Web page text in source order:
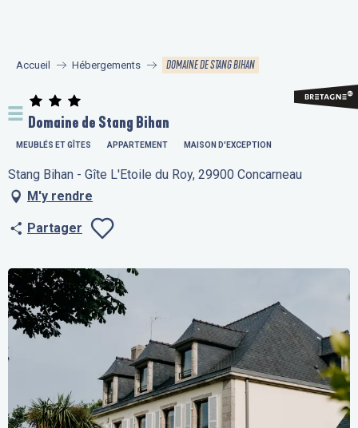
principal
Accueil Hébergements DOMAINE DE STANG BIHAN
Domaine de Stang Bihan
MEUBLÉS ET GÎTES APPARTEMENT MAISON D'EXCEPTION
Stang Bihan - Gîte L'Etoile du Roy, 29900 Concarneau
M'y rendre
Partager